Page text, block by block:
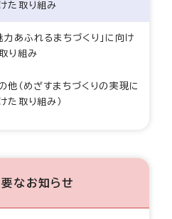
た取り組み
力あふれるまちづくり」に向け
り組み
他（めざすまちづくりの実現に
た取り組み）
なお知らせ